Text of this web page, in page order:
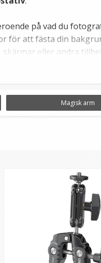
på vad du
för att fästa din
eller andra
upp olika tillbehör
där ändarna har ett
som magisk.
om du vill
armen att
för att göra dem
inte rullar iväg på
Magisk arm